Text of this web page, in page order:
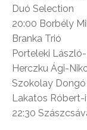
Duó Selection
20:00 Borbély
Branka Trió
Porteleki
Herczku Ági-
Szokolay
Lakatos Róbert-
22:30